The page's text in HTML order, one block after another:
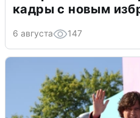
кадры с новым
6 августа 147